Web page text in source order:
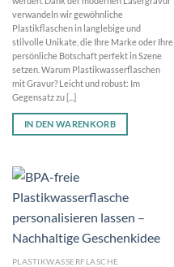
verwandeln wir gewöhnliche
Plastikflaschen in langlebige und
stilvolle Unikate, die Ihre Marke oder Ihre
persönliche Botschaft perfekt in Szene
setzen. Warum Plastikwasserflaschen
mit Gravur? Leicht und robust: Im
Gegensatz zu [...]
IN DEN WARENKORB
PLASTIKWASSERFLASCHE